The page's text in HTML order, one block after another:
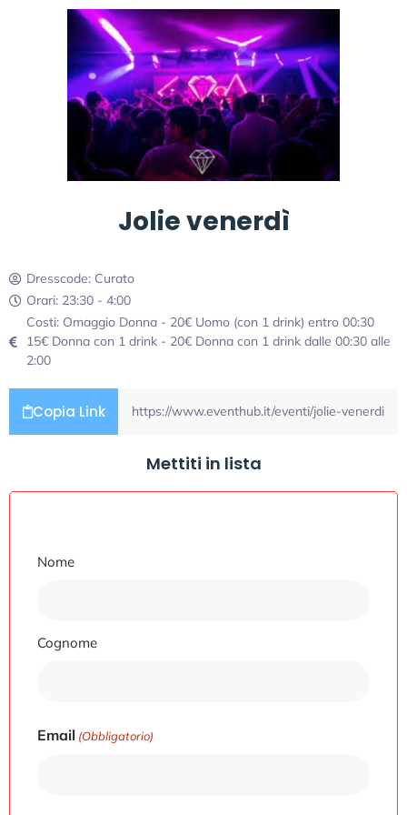
Jolie venerdì
Dresscode: Curato
Orari: 23:30 - 4:00
Costi: Omaggio Donna - 20€ Uomo (con 1 drink) entro 00:30
15€ Donna con 1 drink - 20€ Donna con 1 drink dalle 00:30 alle
2:00
Copia Link
Mettiti in lista
Nome
Nome
Cognome
Email (Obbligatorio)